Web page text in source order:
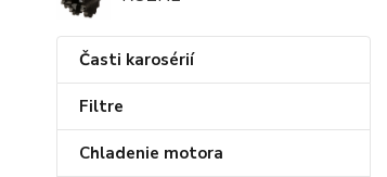
Časti karosérií
Filtre
Chladenie motora